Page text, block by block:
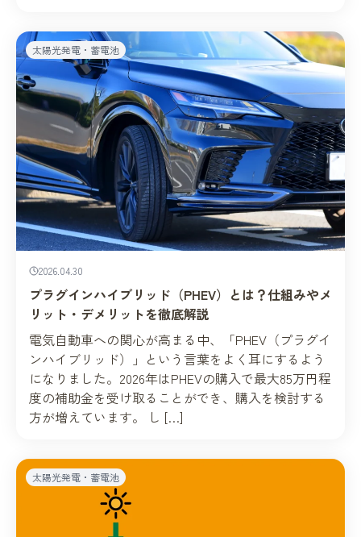
太陽光発電・蓄電池
2026.04.30
プラグインハイブリッド（PHEV）とは？仕組みやメ
リット・デメリットを徹底解説
電気自動車への関心が高まる中、「PHEV（プラグイ
ンハイブリッド）」という言葉をよく耳にするよう
になりました。2026年はPHEVの購入で最大85万円程
度の補助金を受け取ることができ、購入を検討する
方が増えています。 し […]
太陽光発電・蓄電池